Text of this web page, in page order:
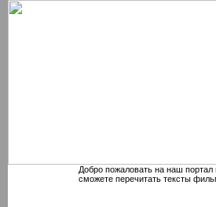
Добро пожаловать на наш
сможете перечитать тексты